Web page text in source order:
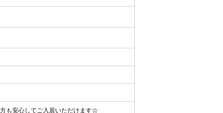
も安心してご入居いただけます☆